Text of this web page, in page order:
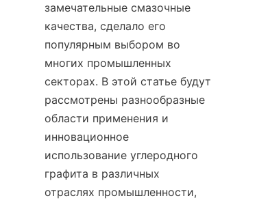
замечательные смазочные
качества, сделало его
популярным выбором во
многих промышленных
секторах. В этой статье будут
рассмотрены разнообразные
области применения и
инновационное
использование углеродного
графита в различных
отраслях промышленности,